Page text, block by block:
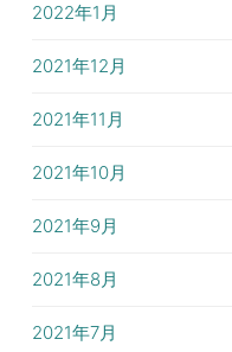
2022年1月
2021年12月
2021年11月
2021年10月
2021年9月
2021年8月
2021年7月